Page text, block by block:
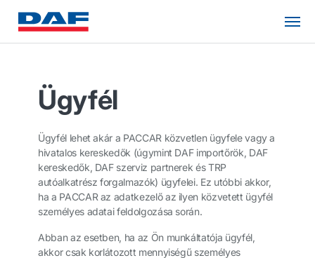
Ügyfél
Ügyfél lehet akár a PACCAR közvetlen ügyfele vagy a
hivatalos kereskedők (úgymint DAF importőrök, DAF
kereskedők, DAF szerviz partnerek és TRP
autóalkatrész forgalmazók) ügyfelei. Ez utóbbi akkor,
ha a PACCAR az adatkezelő az ilyen közvetett ügyfél
személyes adatai feldolgozása során.
Abban az esetben, ha az Ön munkáltatója ügyfél,
akkor csak korlátozott mennyiségű személyes